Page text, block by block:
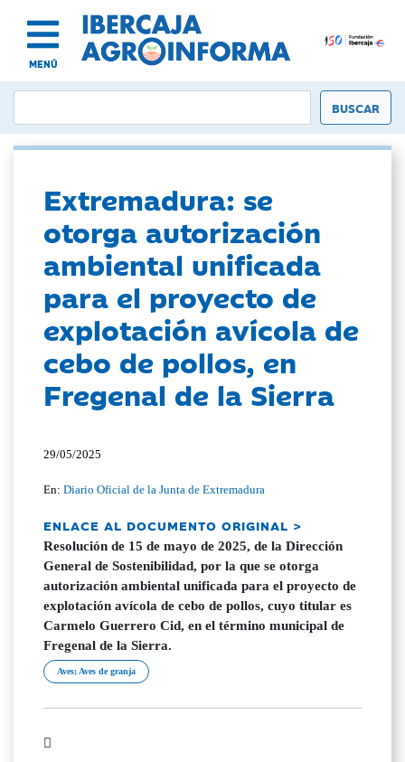
MENÚ
Extremadura: se
otorga autorización
ambiental unificada
para el proyecto de
explotación avícola de
cebo de pollos, en
Fregenal de la Sierra
29/05/2025
En:Diario Oficial de la Junta de Extremadura
ENLACE AL DOCUMENTO ORIGINAL >
Resolución de 15 de mayo de 2025, de la Dirección
General de Sostenibilidad, por la que se otorga
autorización ambiental unificada para el proyecto de
explotación avícola de cebo de pollos, cuyo titular es
Carmelo Guerrero Cid, en el término municipal de
Fregenal de la Sierra.
Aves; Aves de granja